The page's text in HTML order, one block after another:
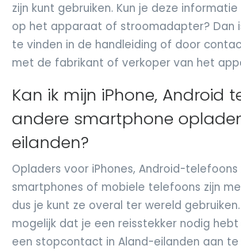
zijn kunt gebruiken. Kun je deze
op het apparaat of stroomadapter? Dan
te vinden in de handleiding of door
met de fabrikant of verkoper van het
Kan ik mijn iPhone, Android
andere smartphone
eilanden?
Opladers voor iPhones, Android-
smartphones of mobiele telefoons zijn
dus je kunt ze overal ter wereld
mogelijk dat je een reisstekker nodig
een stopcontact in Aland-eilanden aan te